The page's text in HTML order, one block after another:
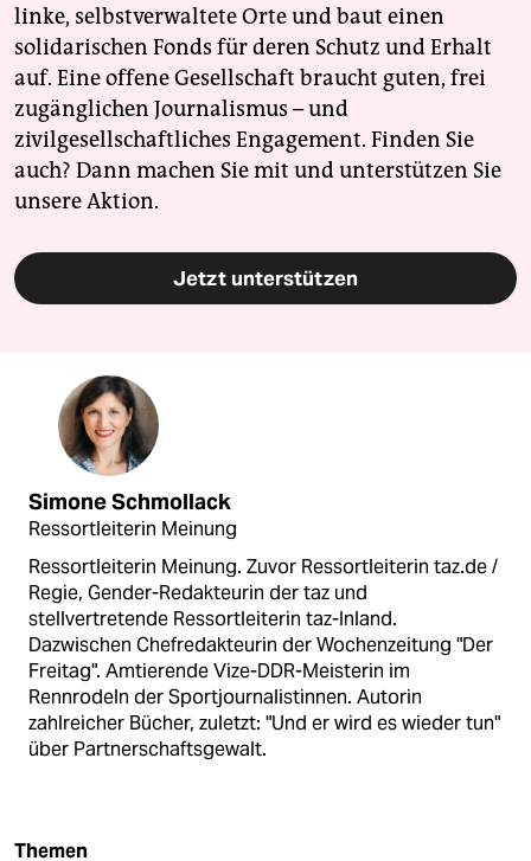
linke, selbstverwaltete Orte und baut einen
solidarischen Fonds für deren Schutz und Erhalt
auf. Eine offene Gesellschaft braucht guten, frei
zugänglichen Journalismus – und
zivilgesellschaftliches Engagement. Finden Sie
auch? Dann machen Sie mit und unterstützen Sie
unsere Aktion.
Jetzt unterstützen
Simone Schmollack
Ressortleiterin Meinung
Ressortleiterin Meinung. Zuvor Ressortleiterin taz.de /
Regie, Gender-Redakteurin der taz und
stellvertretende Ressortleiterin taz-Inland.
Dazwischen Chefredakteurin der Wochenzeitung "Der
Freitag". Amtierende Vize-DDR-Meisterin im
Rennrodeln der Sportjournalistinnen. Autorin
zahlreicher Bücher, zuletzt: "Und er wird es wieder tun"
über Partnerschaftsgewalt.
Themen